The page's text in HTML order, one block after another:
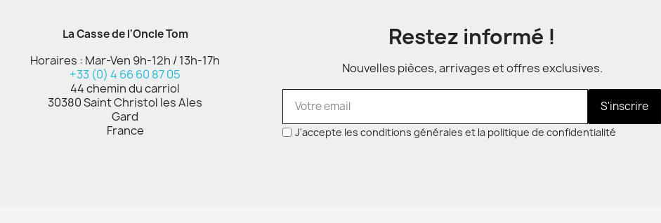
La Casse de l'Oncle Tom
Horaires : Mar-Ven 9h-12h / 13h-17h
+33 (0) 4 66 60 87 05
44 chemin du carriol
30380 Saint Christol les Ales
Gard
France
Restez informé !
Nouvelles pièces, arrivages et offres exclusives.
S'inscrire
J'accepte les conditions générales et la politique de confidentialité